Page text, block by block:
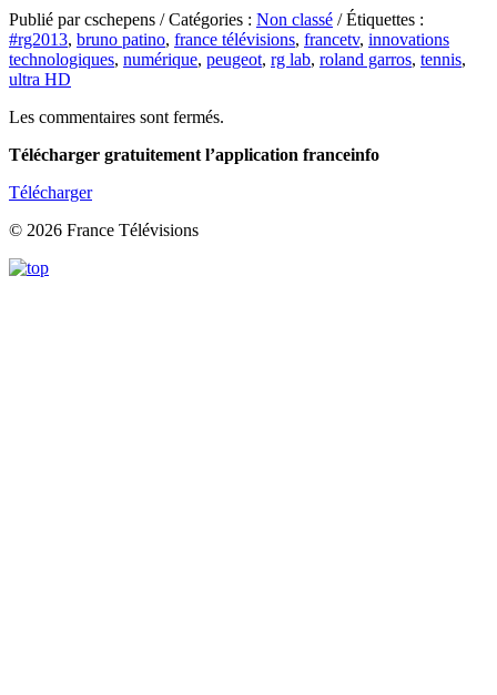
Publié par cschepens / Catégories : Non classé / Étiquettes :
#rg2013, bruno patino, france télévisions, francetv, innovations
technologiques, numérique, peugeot, rg lab, roland garros, tennis,
ultra HD
Les commentaires sont fermés.
Télécharger gratuitement l’application franceinfo
Télécharger
© 2026 France Télévisions